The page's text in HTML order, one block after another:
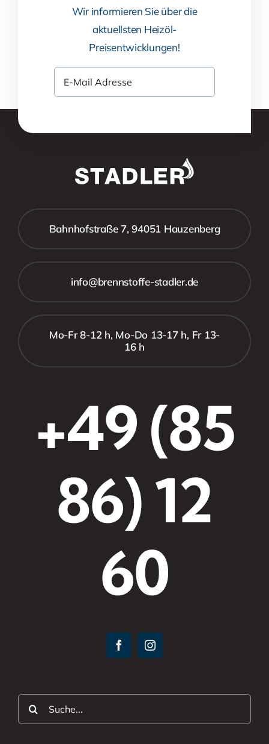
Wir informieren Sie über die
aktuellsten Heizöl-
Preisentwicklungen!
Bahnhofstraße 7, 94051 Hauzenberg
info@brennstoffe-stadler.de
Mo-Fr 8-12 h, Mo-Do 13-17 h, Fr 13-
16 h
+49 (85
86) 12
60
Suche
nach: